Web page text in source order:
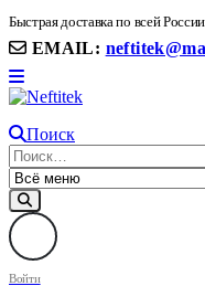
Быстрая доставка по всей России
EMAIL:
Поиск
Войти
8(906)